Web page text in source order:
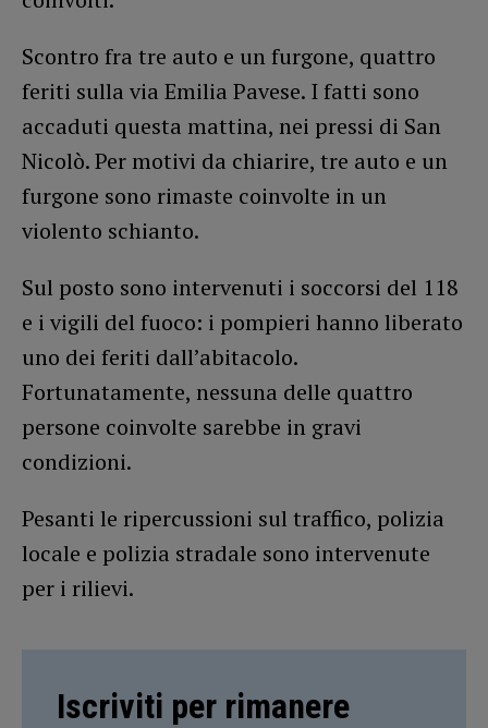
Scontro fra tre auto e un furgone, quattro
feriti sulla via Emilia Pavese. I fatti sono
accaduti questa mattina, nei pressi di San
Nicolò. Per motivi da chiarire, tre auto e un
furgone sono rimaste coinvolte in un
violento schianto.
Sul posto sono intervenuti i soccorsi del 118
e i vigili del fuoco: i pompieri hanno liberato
uno dei feriti dall’abitacolo.
Fortunatamente, nessuna delle quattro
persone coinvolte sarebbe in gravi
condizioni.
Pesanti le ripercussioni sul traffico, polizia
locale e polizia stradale sono intervenute
per i rilievi.
Iscriviti per rimanere